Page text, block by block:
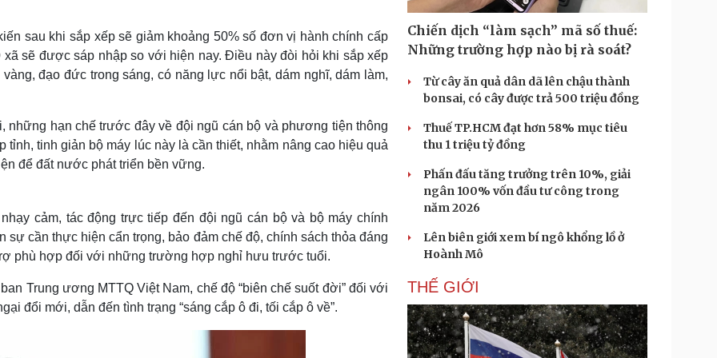
eSports
Hậu trường
Doanh nghiệp 24h
Doanh nhân
Vì cộng đồng
Tin Công nghệ
Trải nghiệm
Chuyển đổi số
Văn học
Âm nhạc
Di sản
Thời trang
Sao Việt
Săn Tour
check-in
Podcast
Câu chuyện thời sự
Đọc truyện đêm khuya
Cửa sổ tình yêu
Hạt giống tâm hồn
sau khi sắp xếp sẽ giảm khoảng 50% số đơn vị hành chính cấp
sẽ được sáp nhập so với hiện nay. Điều này đòi hỏi khi sắp xếp
đạo đức trong sáng, có năng lực nổi bật, dám nghĩ, dám làm,
những hạn chế trước đây về đội ngũ cán bộ và phương tiện thông
tinh giản bộ máy lúc này là cần thiết, nhằm nâng cao hiệu quả
để đất nước phát triển bền vững.
cảm, tác động trực tiếp đến đội ngũ cán bộ và bộ máy chính
sự cần thực hiện cẩn trọng, bảo đảm chế độ, chính sách thỏa đáng
phù hợp đối với những trường hợp nghỉ hưu trước tuổi.
Trung ương MTTQ Việt Nam, chế độ “biên chế suốt đời” đối với
đổi mới, dẫn đến tình trạng “sáng cắp ô đi, tối cắp ô về”.
Chiến dịch “làm sạch” mã số thuế:
Những trường hợp nào bị rà soát?
Từ cây ăn quả dân dã lên chậu thành
bonsai, có cây được trả 500 triệu đồng
Thuế TP.HCM đạt hơn 58% mục tiêu
thu 1 triệu tỷ đồng
Phấn đấu tăng trưởng trên 10%, giải
ngân 100% vốn đầu tư công trong
năm 2026
Lên biên giới xem bí ngô khổng lồ ở
Hoành Mô
THẾ GIỚI